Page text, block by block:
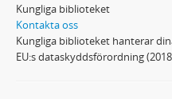
Kungliga biblioteket
Kontakta oss
Kungliga biblioteket hanterar
EU:s dataskyddsförordning